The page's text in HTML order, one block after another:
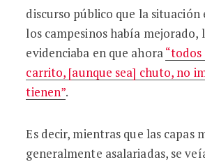
discurso público que la situación
los campesinos había mejorado,
evidenciaba en que ahora
carrito, [aunque sea] chuto, no
tienen”.
Es decir, mientras que las capas
generalmente asalariadas, se